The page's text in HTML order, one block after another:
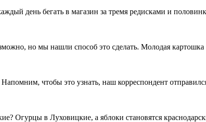
день бегать в магазин за тремя редисками и
но мы нашли способ это сделать. Молодая картошка
чтобы это узнать, наш корреспондент
Огурцы в Луховицкие, а яблоки становятся